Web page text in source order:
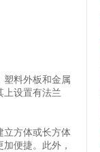
塑料外板和金属
上设置有法兰
立方体或长方体
便捷。此外，